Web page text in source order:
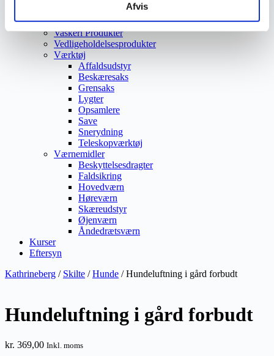
Afvis
Ukrudtsbekæmpelse
Vaskeri Produkter
Vedligeholdelsesprodukter
Værktøj
Affaldsudstyr
Beskæresaks
Grensaks
Lygter
Opsamlere
Save
Snerydning
Teleskopværktøj
Værnemidler
Beskyttelsesdragter
Faldsikring
Hovedværn
Høreværn
Skæreudstyr
Øjenværn
Åndedrætsværn
Kurser
Eftersyn
Kathrineberg / Skilte /Hunde / Hundeluftning i gård forbudt
Hundeluftning i gård forbudt
kr. 369,00 Inkl. moms